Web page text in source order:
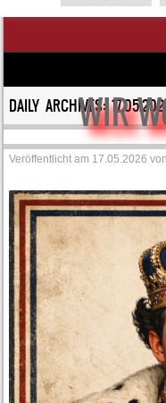
Skip to content
DAILY ARCHIVES:
WIR
Veröffentlicht am 17.05.2026